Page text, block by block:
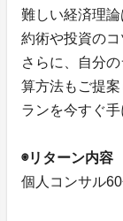
難しい経済理
約術や投資のコ
さらに、自分
算方法もご提
ランを今すぐ
◉リターン内容
個人コンサル